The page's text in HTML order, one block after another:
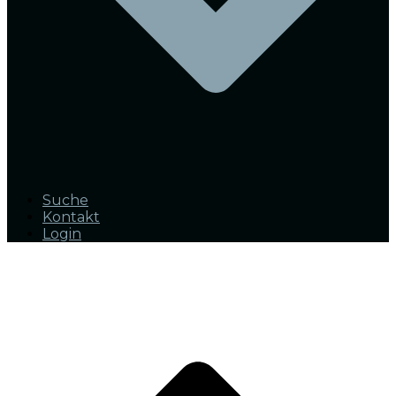
Suche
Kontakt
Login